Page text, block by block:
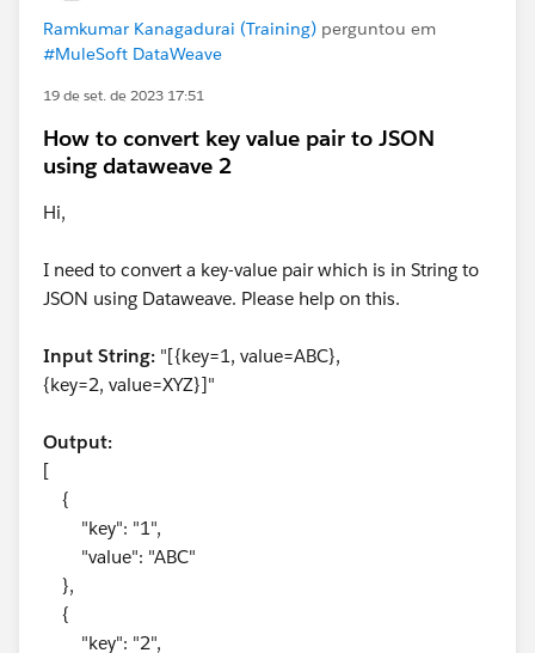
Ramkumar Kanagadurai (Training) perguntou em
#MuleSoft DataWeave
19 de set. de 2023 17:51
How to convert key value pair to JSON
using dataweave 2
Hi,
I need to convert a key-value pair which is in String to
JSON using Dataweave. Please help on this.
Input String: "[{key=1, value=ABC},
{key=2, value=XYZ}]"
Output:
[
{
"key": "1",
"value": "ABC"
},
{
"key": "2",